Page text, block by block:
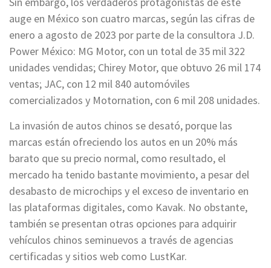
auge en México son cuatro marcas, según las cifras de
enero a agosto de 2023 por parte de la consultora J.D.
Power México: MG Motor, con un total de 35 mil 322
unidades vendidas; Chirey Motor, que obtuvo 26 mil 174
ventas; JAC, con 12 mil 840 automóviles
comercializados y Motornation, con 6 mil 208 unidades.
La invasión de autos chinos se desató, porque las
marcas están ofreciendo los autos en un 20% más
barato que su precio normal, como resultado, el
mercado ha tenido bastante movimiento, a pesar del
desabasto de microchips y el exceso de inventario en
las plataformas digitales, como Kavak. No obstante,
también se presentan otras opciones para adquirir
vehículos chinos seminuevos a través de agencias
certificadas y sitios web como LustKar.